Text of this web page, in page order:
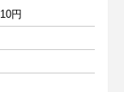
円